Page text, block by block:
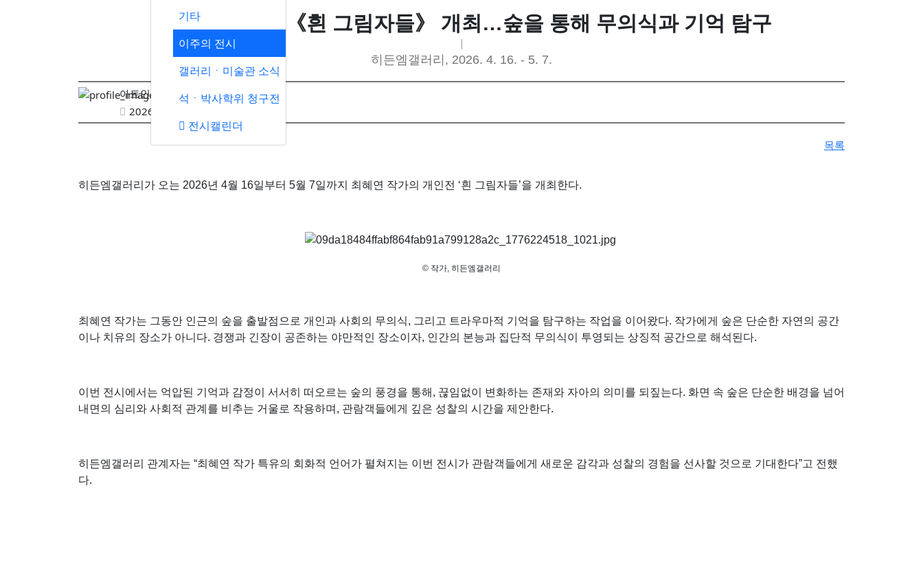
기타
이주의 전시
갤러리ㆍ미술관 소식
석ㆍ박사학위 청구전
전시캘린더
최혜연 개인전 《흰 그림자들》 개최…숲을 통해 무의식과 기억 탐구
히든엠갤러리, 2026. 4. 16. - 5. 7.
아트인포
2026-04-15 12:43
목록
히든엠갤러리가 오는 2026년 4월 16일부터 5월 7일까지 최혜연 작가의 개인전 ‘흰 그림자들’을 개최한다.
© 작가, 히든엠갤러리
최혜연 작가는 그동안 인근의 숲을 출발점으로 개인과 사회의 무의식, 그리고 트라우마적 기억을 탐구하는 작업을 이어왔다. 작가에게 숲은 단순한 자연의 공간
이나 치유의 장소가 아니다. 경쟁과 긴장이 공존하는 야만적인 장소이자, 인간의 본능과 집단적 무의식이 투영되는 상징적 공간으로 해석된다.
이번 전시에서는 억압된 기억과 감정이 서서히 떠오르는 숲의 풍경을 통해, 끊임없이 변화하는 존재와 자아의 의미를 되짚는다. 화면 속 숲은 단순한 배경을 넘어
내면의 심리와 사회적 관계를 비추는 거울로 작용하며, 관람객들에게 깊은 성찰의 시간을 제안한다.
히든엠갤러리 관계자는 “최혜연 작가 특유의 회화적 언어가 펼쳐지는 이번 전시가 관람객들에게 새로운 감각과 성찰의 경험을 선사할 것으로 기대한다”고 전했
다.